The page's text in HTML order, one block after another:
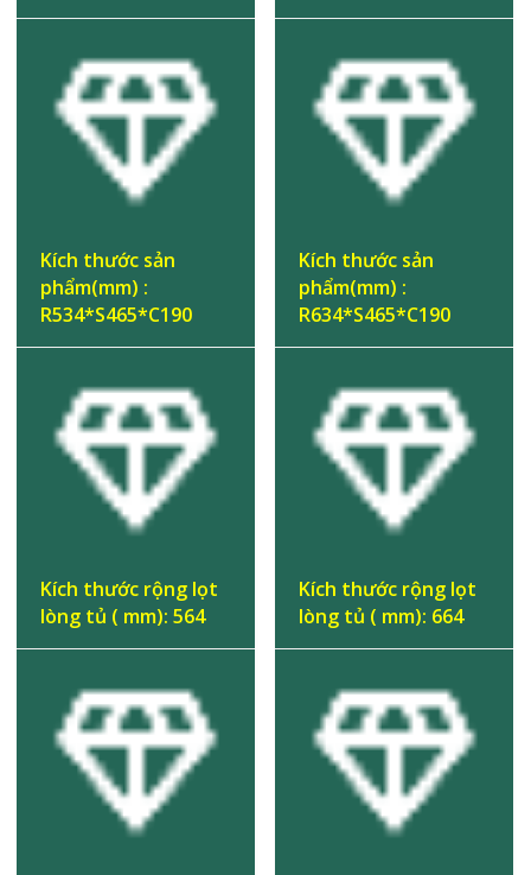
Kích thước sản
phẩm(mm) :
R534*S465*C190
Kích thước rộng lọt
lòng tủ ( mm): 564
Kích thước sản
phẩm(mm) :
R634*S465*C190
Kích thước rộng lọt
lòng tủ ( mm): 664